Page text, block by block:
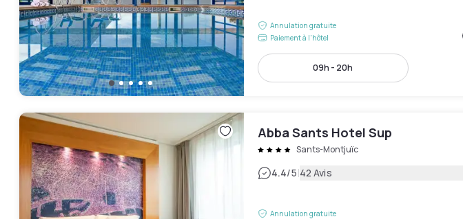
Annulation gratuite
Paiement à l'hôtel
09h - 20h
Abba Sants Hotel Sup
Sants-Montjuïc
4.4/5|42 Avis
Annulation gratuite